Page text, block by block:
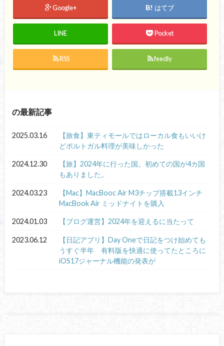
Google+ はてブ
LINE Pocket
RSS feedly
の最新記事
2025.03.16
【旅食】東ティモールではローカル食もいいけ
どポルトガル料理が美味しかった
2024.12.30
【旅】2024年に行った国。初めての国が4カ国
もありました。
2024.03.23
【Mac】MacBooc Air M3チップ搭載13インチ
MacBook Air ミッドナイトを購入
2024.01.03 【ブログ運営】2024年を迎えるに当たって
2023.06.12
【日記アプリ】Day Oneで日記をつけ始めても
うすぐ半年 有料版を快適に使ってたところに
iOS17ジャーナル機能の発表が